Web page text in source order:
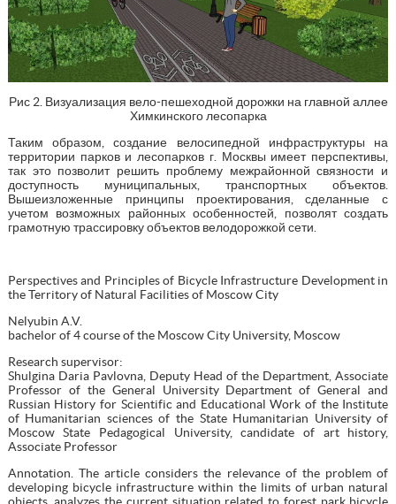
Рис 2. Визуализация вело-пешеходной дорожки на главной аллее
Химкинского лесопарка
Таким образом, создание велосипедной инфраструктуры на
территории парков и лесопарков г. Москвы имеет перспективы,
так это позволит решить проблему межрайонной связности и
доступность муниципальных, транспортных объектов.
Вышеизложенные принципы проектирования, сделанные с
учетом возможных районных особенностей, позволят создать
грамотную трассировку объектов велодорожкой сети.
Perspectives and Principles of Bicycle Infrastructure Development in
the Territory of Natural Facilities of Moscow City
Nelyubin A.V.
bachelor of 4 course of the Moscow City University, Moscow
Research supervisor:
Shulgina Daria Pavlovna, Deputy Head of the Department, Associate
Professor of the General University Department of General and
Russian History for Scientific and Educational Work of the Institute
of Humanitarian sciences of the State Humanitarian University of
Moscow State Pedagogical University, candidate of art history,
Associate Professor
Annotation. The article considers the relevance of the problem of
developing bicycle infrastructure within the limits of urban natural
objects, analyzes the current situation related to forest park bicycle